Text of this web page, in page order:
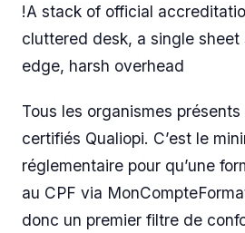
!A stack of official
cluttered desk, a single
edge, harsh overhead
Tous les organismes présents
certifiés Qualiopi. C’est le
réglementaire pour qu’une
au CPF via
donc un premier filtre de